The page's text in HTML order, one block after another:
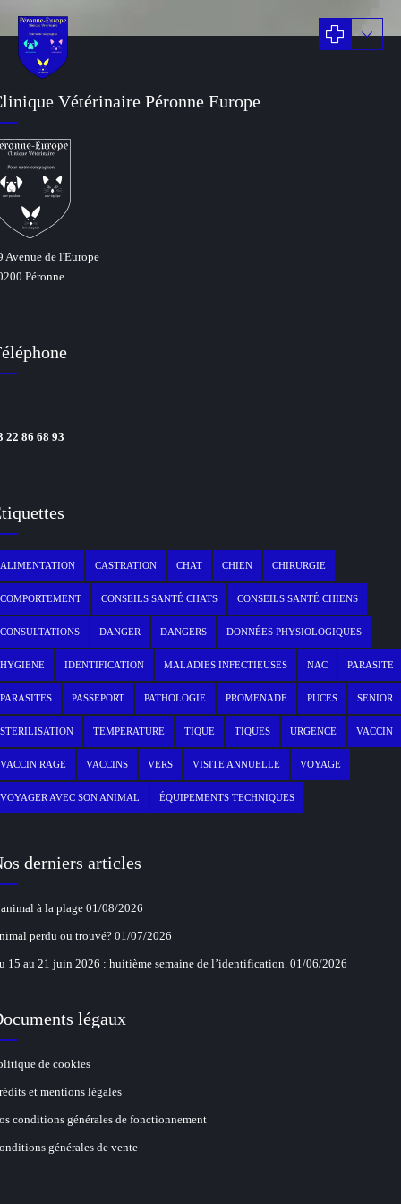
Vétérinaire Péronne Europe
Avenue de l'Europe
Péronne
22 86 68 93
ALIMENTATION CASTRATION CHAT CHIEN CHIRURGIE
COMPORTEMENT CONSEILS SANTÉ CHATS CONSEILS SANTÉ CHIENS
CONSULTATIONS DANGER DANGERS DONNÉES PHYSIOLOGIQUES
HYGIENE IDENTIFICATION MALADIES INFECTIEUSES NAC PARASITE
PARASITES PASSEPORT PATHOLOGIE PROMENADE PUCES SENIOR
STERILISATION TEMPERATURE TIQUE TIQUES URGENCE VACCIN
VACCIN RAGE VACCINS VERS VISITE ANNUELLE VOYAGE
VOYAGER AVEC SON ANIMAL ÉQUIPEMENTS TECHNIQUES
derniers articles
à la plage 01/08/2026
perdu ou trouvé? 01/07/2026
15 au 21 juin 2026 : huitième semaine de l’identification. 01/06/2026
légaux
de cookies
et mentions légales
conditions générales de fonctionnement
générales de vente